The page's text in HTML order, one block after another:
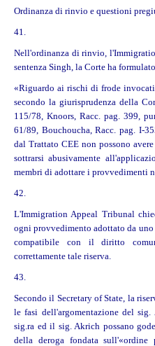
Ordinanza di rinvio e questioni
41.
Nell'ordinanza di rinvio,
sentenza Singh, la Corte ha
«Riguardo ai rischi di frode
secondo la giurisprudenza della
115/78, Knoors, Racc. pag. 399,
61/89, Bouchoucha, Racc. pag. I-
dal Trattato CEE non possono
sottrarsi abusivamente
membri di adottare i provvedimenti
42.
L'Immigration Appeal Tribunal
ogni provvedimento adottato da uno
compatibile con il diritto
correttamente tale riserva.
43.
Secondo il Secretary of State, la
le fasi dell'argomentazione del
sig.ra ed il sig. Akrich possano
della deroga fondata